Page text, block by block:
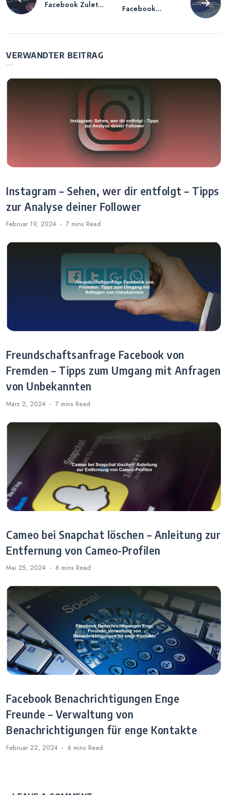
Facebook Zuletzt
Facebook
VERWANDTER BEITRAG
Instagram – Sehen, wer dir entfolgt – Tipps
zur Analyse deiner Follower
Februar 19, 2024 7 mins Read
Freundschaftsanfrage Facebook von
Fremden – Tipps zum Umgang mit Anfragen
von Unbekannten
März 2, 2024 7 mins Read
Cameo bei Snapchat löschen – Anleitung zur
Entfernung von Cameo-Profilen
Mai 25, 2024 6 mins Read
Facebook Benachrichtigungen Enge
Freunde – Verwaltung von
Benachrichtigungen für enge Kontakte
Februar 22, 2024 6 mins Read